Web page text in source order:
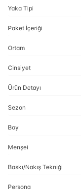
Yaka Tipi
Paket İçeriği
Ortam
Cinsiyet
Ürün Detayı
Sezon
Boy
Menşei
Baskı/Nakış Tekniği
Persona